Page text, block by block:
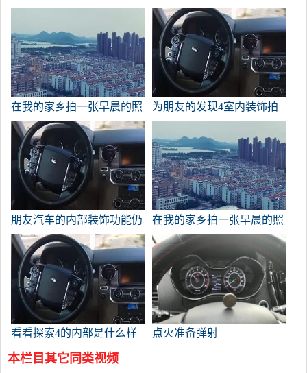
在我的家乡拍一张早晨的照
片。
为朋友的发现4室内装饰拍
朋友汽车的内部装饰功能仍
然相当强大。
在我的家乡拍一张早晨的照
片。
看看探索4的内部是什么样
子的。
点火准备弹射
本栏目其它同类视频